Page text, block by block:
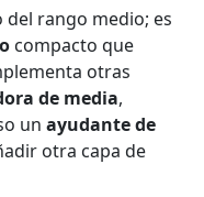
rango medio; es
compacto que
otras
de media,
un ayudante de
otra capa de